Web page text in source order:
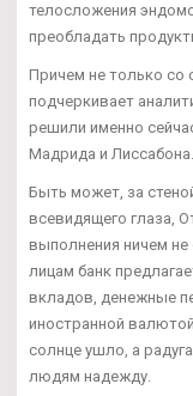
телосложения
преобладать
Причем не только со
подчеркивает
решили именно
Мадрида и Лиссабона.
Быть может, за
всевидящего глаза,
выполнения ничем
лицам банк
вкладов, денежные
иностранной
солнце ушло, а
людям надежду.